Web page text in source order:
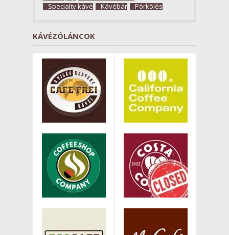
Specialty kávé
Kávébár Pörkölés
KÁVÉZÓLÁNCOK